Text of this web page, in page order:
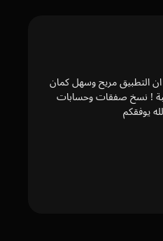
التطبيق مريح وسهل كمان
! نسخ صفقات وحسابات
يوفقكم